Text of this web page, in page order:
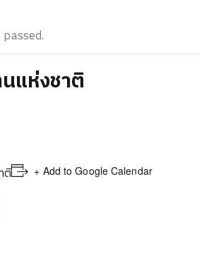
แห่งชาติ
ติ + Add to Google Calendar